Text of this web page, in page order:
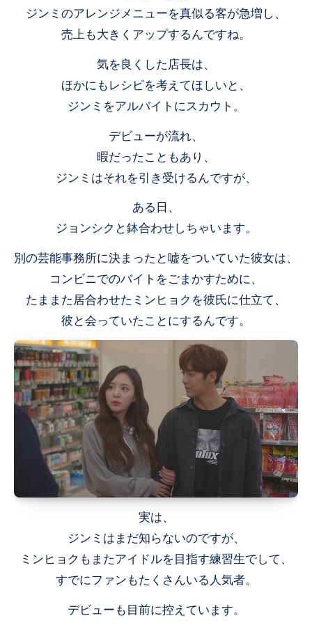
ジンミのアレンジメニューを真似る客が急増し、
売上も大きくアップするんですね。
気を良くした店長は、
ほかにもレシピを考えてほしいと、
ジンミをアルバイトにスカウト。
デビューが流れ、
暇だったこともあり、
ジンミはそれを引き受けるんですが、
ある日、
ジョンシクと鉢合わせしちゃいます。
別の芸能事務所に決まったと嘘をついていた彼女は、
コンビニでのバイトをごまかすために、
たままた居合わせたミンヒョクを彼氏に仕立て、
彼と会っていたことにするんです。
実は、
ジンミはまだ知らないのですが、
ミンヒョクもまたアイドルを目指す練習生でして、
すでにファンもたくさんいる人気者。
デビューも目前に控えています。